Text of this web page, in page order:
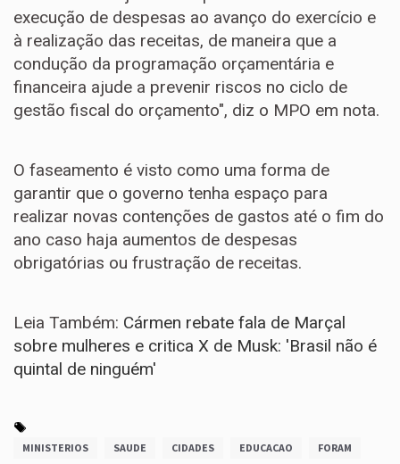
execução de despesas ao avanço do exercício e
à realização das receitas, de maneira que a
condução da programação orçamentária e
financeira ajude a prevenir riscos no ciclo de
gestão fiscal do orçamento", diz o MPO em nota.
O faseamento é visto como uma forma de
garantir que o governo tenha espaço para
realizar novas contenções de gastos até o fim do
ano caso haja aumentos de despesas
obrigatórias ou frustração de receitas.
Leia Também: Cármen rebate fala de Marçal
sobre mulheres e critica X de Musk: 'Brasil não é
quintal de ninguém'
MINISTERIOS SAUDE CIDADES EDUCACAO FORAM